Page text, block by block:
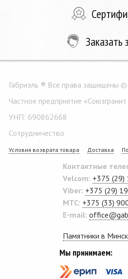
Заказать
Габриэль ® Все права защищены
Частное предприятие
УНП: 690862668
Сотрудничество
Условия возврата товара Доставка
Контактные
Velcom: +375
Viber: +375 (29)
MTC: +375 (33)
E-mail:
Памятники в
Мы принимаем: